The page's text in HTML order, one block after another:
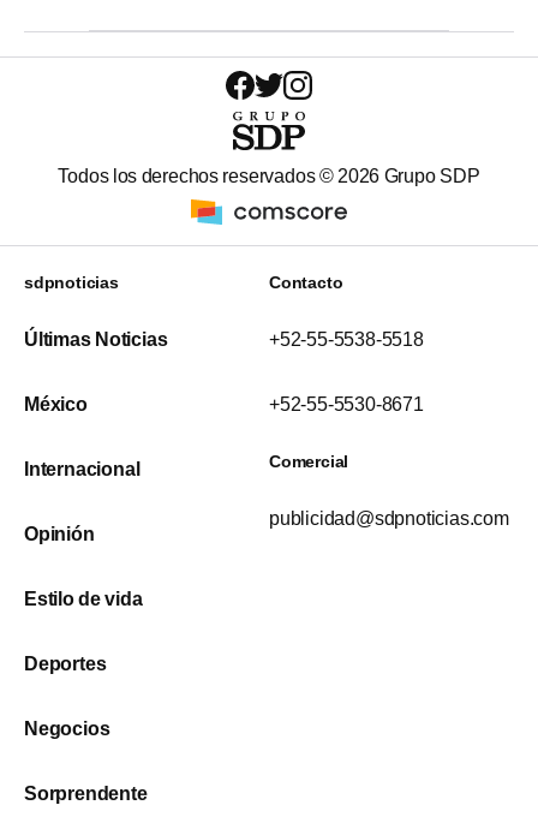
Todos los derechos reservados © 2026 Grupo SDP
sdpnoticias
Últimas Noticias
México
Internacional
Opinión
Estilo de vida
Deportes
Negocios
Sorprendente
Contacto
+52-55-5538-5518
+52-55-5530-8671
Comercial
publicidad@sdpnoticias.com